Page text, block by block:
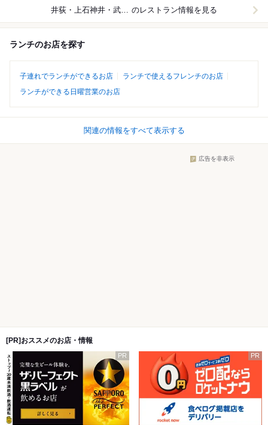
井荻・上石神井・武蔵関 のレストラン情報を見る
ランチのお店を探す
子連れでランチができるお店
ランチで使えるフレンチのお店
ランチができる日曜営業のお店
関連の情報をすべて表示する
広告を非表示
[PR]おススメのお店・情報
PR PR